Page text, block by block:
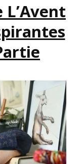
L’Avent